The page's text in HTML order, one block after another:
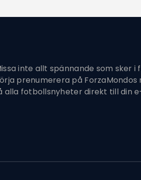
inte allt spännande som sker i
prenumerera på
alla fotbollsnyheter direkt till din